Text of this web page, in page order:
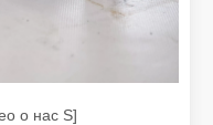
о нас S]